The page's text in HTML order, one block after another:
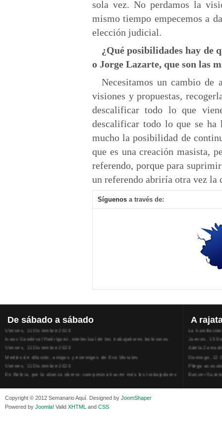
sola vez. No perdamos la
mismo tiempo empecemos a
elección judicial.
¿Qué posibilidades hay de
o Jorge Lazarte, que son las
Necesitamos un cambio
visiones y propuestas,
descalificar todo lo que
descalificar todo lo que se ha
mucho la posibilidad de
que es una creación masista,
referendo, porque para
un referendo abriría otra vez la
Síguenos a través de:
De sábado a sábado
¿Urnas y armas para recuperar el poder político para Morales?
Superlucho compró muebles y alfombras extranjeros y caros para el
que fue su ministerio
Viernes, 11 Diciembre 2020
Isaac Sandóval Rodríguez, intelectual de los trabajadores bolivianos
Viernes, 11 Diciembre 2020
Medios de difusión, amigos y enemigos de Evo Morales
Viernes, 11 Diciembre 2020
En Bolivia, por la alianza obrera-campesina hacen más los trabajadores
del campo que los proletarios
A
Los
Jueves, 30
La
Jueves, 15
Adela
Domingo, 12
Pliego
Banzer
Sábado, 19
Copyright © 2012 Semanario Aquí. Designed by JoomShaper
Powered by Joomla! Valid XHTML and CSS